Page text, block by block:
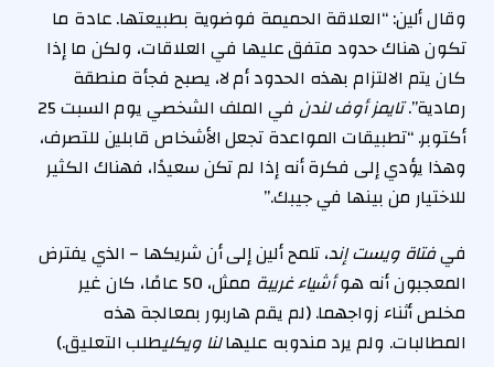
وقال ألين: “العلاقة الحميمة فوضوية بطبيعتها. عادة ما
تكون هناك حدود متفق عليها في العلاقات، ولكن ما إذا
كان يتم الالتزام بهذه الحدود أم لا، يصبح فجأة منطقة
رمادية”.تايمز أوف لندن
في الملف الشخصي يوم السبت 25
أكتوبر. “تطبيقات المواعدة تجعل الأشخاص قابلين للتصرف،
وهذا يؤدي إلى فكرة أنه إذا لم تكن سعيدًا، فهناك الكثير
للاختيار من بينها في جيبك.”
فيفتاة ويست إند، تلمح ألين إلى أن شريكها – الذي يفترض
المعجبون أنه هوأشياء غريبة
ممثل، 50 عامًا، كان غير
مخلص أثناء زواجهما. (لم يقم هاربور بمعالجة هذه
المطالبات. ولم يرد مندوبه عليهالنا ويكليطلب التعليق.)